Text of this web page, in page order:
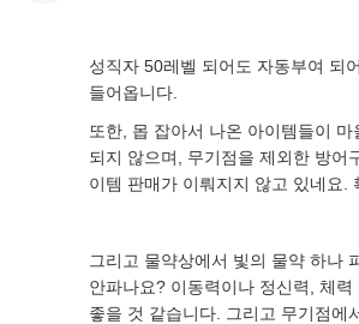
성직자 50레벨 되어도 자동부여 되
들어옵니다.
또한, 몹 잡아서 나온 아이템들이
되지 않으며, 무기점을 제외한 방어
이템 판매가 이뤄지지 않고 있네요.
그리고 물약상에서 빛의 물약 하나
안파나요? 이동력이나 정신력, 체력
좋을 것 같습니다. 그리고 무기점에